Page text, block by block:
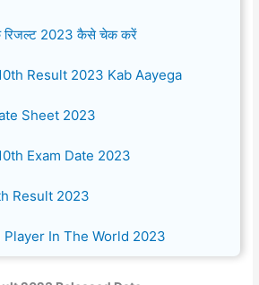
रिजल्ट 2023 कैसे चेक करें
Result 2023 Kab Aayega
Sheet 2023
Exam Date 2023
Result 2023
Player In The World 2023